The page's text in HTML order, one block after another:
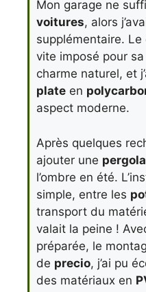
Mon garage ne
voitures, alors
supplémentaire. Le
vite imposé pour
charme naturel, et
plate en
aspect moderne.
Après quelques
ajouter une pergola
l’ombre en été.
simple, entre les
transport du
valait la peine !
préparée, le
de precio, j’ai pu
des matériaux en